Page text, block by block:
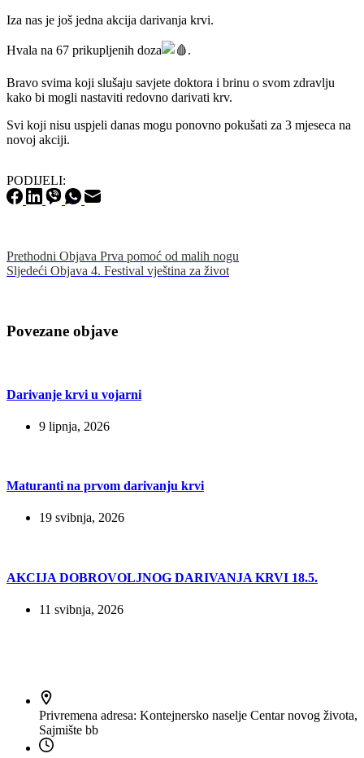
Iza nas je još jedna akcija darivanja krvi.
Hvala na 67 prikupljenih doza .
Bravo svima koji slušaju savjete doktora i brinu o svom zdravlju
kako bi mogli nastaviti redovno darivati krv.
Svi koji nisu uspjeli danas mogu ponovno pokušati za 3 mjeseca na
novoj akciji.
PODIJELI:
Prethodni Objava Prva pomoć od malih nogu
Sljedeći Objava 4. Festival vještina za život
Povezane objave
Darivanje krvi u vojarni
9 lipnja, 2026
Maturanti na prvom darivanju krvi
19 svibnja, 2026
AKCIJA DOBROVOLJNOG DARIVANJA KRVI 18.5.
11 svibnja, 2026
Privremena adresa: Kontejnersko naselje Centar novog života,
Sajmište bb